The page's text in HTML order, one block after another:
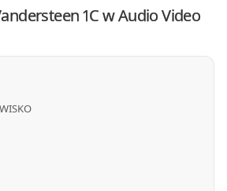
1C w Audio Video